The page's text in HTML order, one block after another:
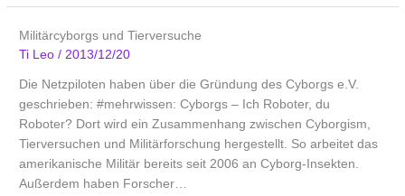
Militärcyborgs und Tierversuche
Ti Leo/ 2013/12/20
Die Netzpiloten haben über die Gründung des Cyborgs e.V.
geschrieben: #mehrwissen: Cyborgs – Ich Roboter, du
Roboter? Dort wird ein Zusammenhang zwischen Cyborgism,
Tierversuchen und Militärforschung hergestellt. So arbeitet das
amerikanische Militär bereits seit 2006 an Cyborg-Insekten.
Außerdem haben Forscher…